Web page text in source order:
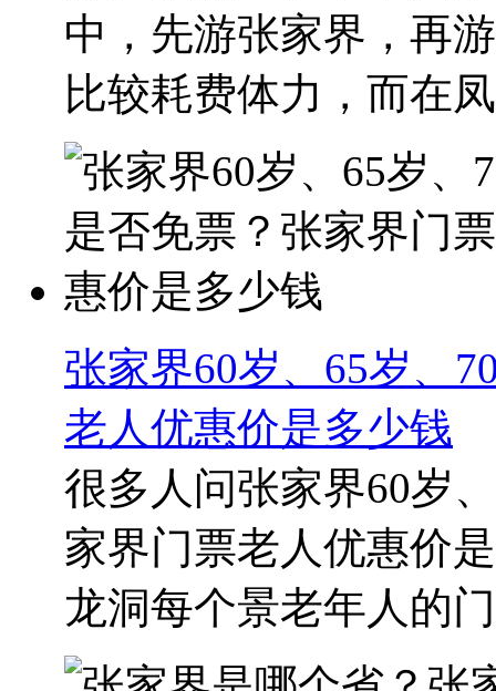
中，先游张家界，再
比较耗费体力，而在
张家界60岁、65岁、
老人优惠价是多少钱
很多人问张家界60岁
家界门票老人优惠价
龙洞每个景老年人的